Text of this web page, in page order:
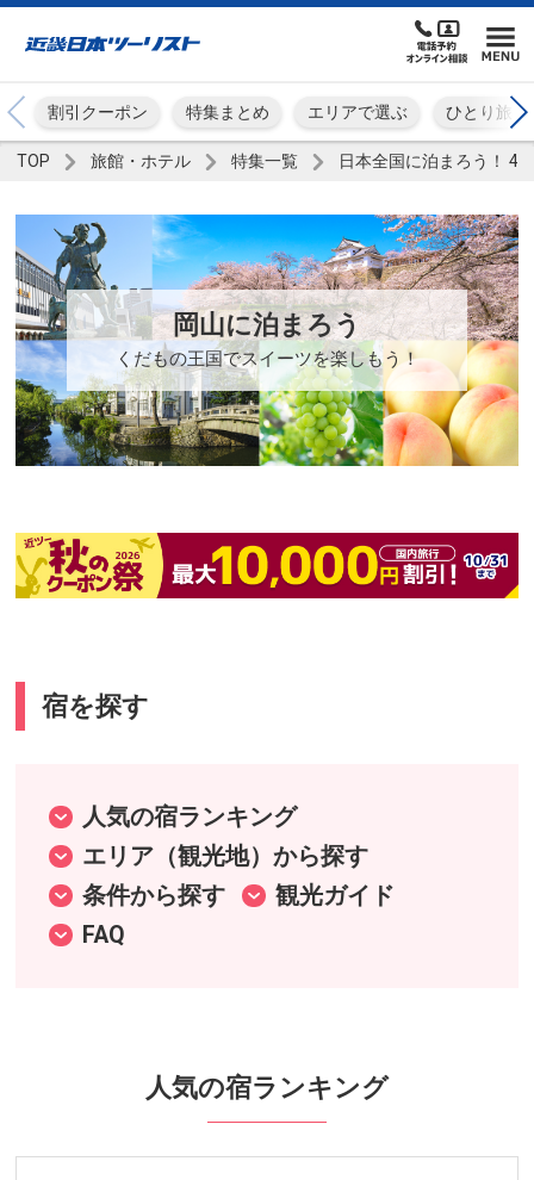
割引クーポン 特集まとめ エリアで選ぶ ひとり旅
TOP 旅館・ホテル 特集一覧 日本全国に泊まろう！
岡山に泊まろう
くだもの王国でスイーツを楽しもう！
宿を探す
人気の宿ランキング
エリア（観光地）から探す
条件から探す
観光ガイド
FAQ
人気の宿ランキング